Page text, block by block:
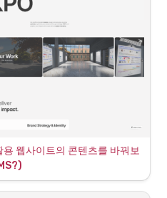
Page 선택 및
해 이해하기
말고도 클릭해서 눌렀을때 동작하
지의 예시로는 아래 사진과 같다.
웹사이트의 콘텐츠를 바꿔보